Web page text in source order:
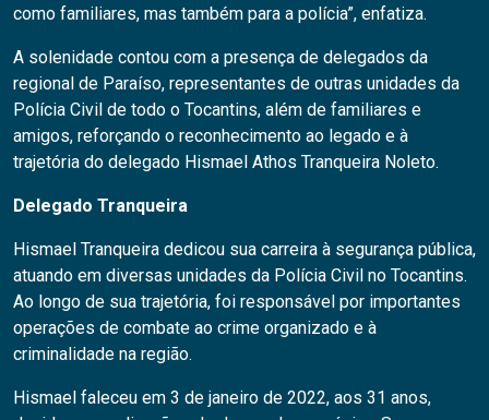
como familiares, mas também para a polícia”, enfatiza.
A solenidade contou com a presença de delegados da
regional de Paraíso, representantes de outras unidades da
Polícia Civil de todo o Tocantins, além de familiares e
amigos, reforçando o reconhecimento ao legado e à
trajetória do delegado Hismael Athos Tranqueira Noleto.
Delegado Tranqueira
Hismael Tranqueira dedicou sua carreira à segurança pública,
atuando em diversas unidades da Polícia Civil no Tocantins.
Ao longo de sua trajetória, foi responsável por importantes
operações de combate ao crime organizado e à
criminalidade na região.
Hismael faleceu em 3 de janeiro de 2022, aos 31 anos,